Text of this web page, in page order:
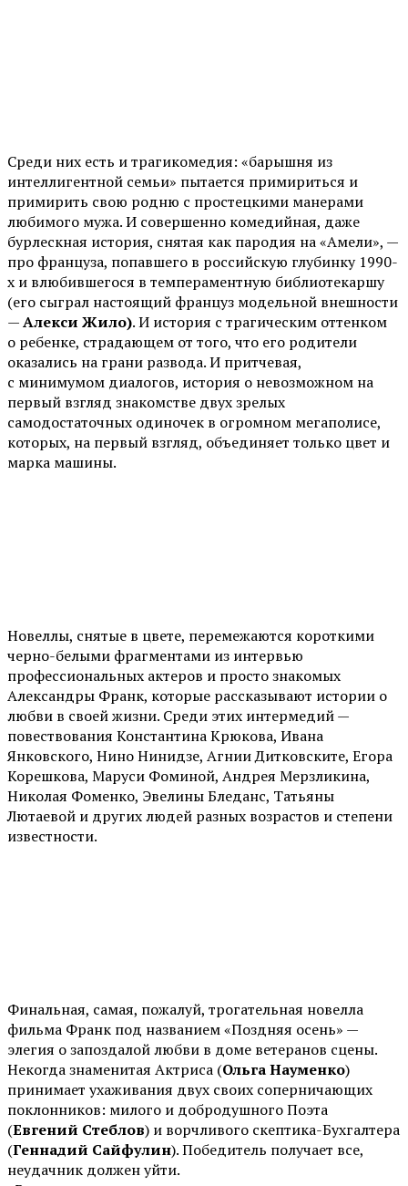
Среди них есть и трагикомедия: «барышня из
интеллигентной семьи» пытается примириться и
примирить свою родню с простецкими манерами
любимого мужа. И совершенно комедийная, даже
бурлескная история, снятая как пародия на «Амели», —
про француза, попавшего в российскую глубинку 1990-
х и влюбившегося в темпераментную библиотекаршу
(его сыграл настоящий француз модельной внешности
—Алекси Жило). И история с трагическим оттенком
о ребенке, страдающем от того, что его родители
оказались на грани развода. И притчевая,
с минимумом диалогов, история о невозможном на
первый взгляд знакомстве двух зрелых
самодостаточных одиночек в огромном мегаполисе,
которых, на первый взгляд, объединяет только цвет и
марка машины.
Новеллы, снятые в цвете, перемежаются короткими
черно-белыми фрагментами из интервью
профессиональных актеров и просто знакомых
Александры Франк, которые рассказывают истории о
любви в своей жизни. Среди этих интермедий —
повествования Константина Крюкова, Ивана
Янковского, Нино Нинидзе, Агнии Дитковските, Егора
Корешкова, Маруси Фоминой, Андрея Мерзликина,
Николая Фоменко, Эвелины Бледанс, Татьяны
Лютаевой и других людей разных возрастов и степени
известности.
Финальная, самая, пожалуй, трогательная новелла
фильма Франк под названием «Поздняя осень» —
элегия о запоздалой любви в доме ветеранов сцены.
Некогда знаменитая Актриса (Ольга Науменко)
принимает ухаживания двух своих соперничающих
поклонников: милого и добродушного Поэта
(Евгений Стеблов) и ворчливого скептика-Бухгалтера
(Геннадий Сайфулин). Победитель получает все,
неудачник должен уйти.